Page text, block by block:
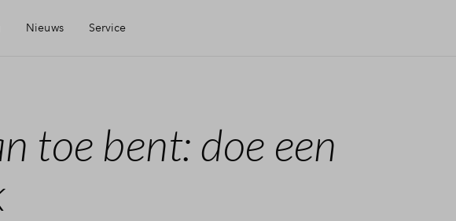
Nieuws Service
Financiering
toe bent: doe een